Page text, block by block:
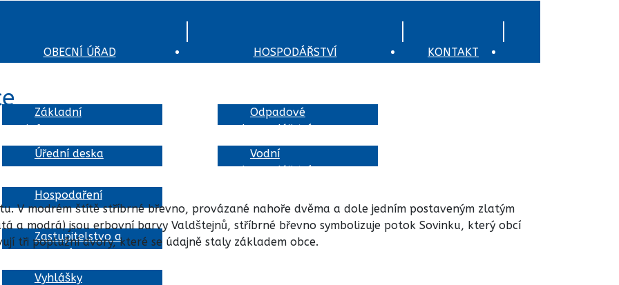
OBECNÍ ÚŘAD
Základní
informace
Úřední deska
Hospodaření
obce
Zastupitelstvo a
usnesení
Vyhlášky
HOSPODÁŘSTVÍ
Odpadové
hospodářství
Vodní
hospodářství
KONTAKT
V modrém štítě stříbrné břevno, provázané nahoře dvěma a dole jedním postaveným zlatým
a modrá) jsou erbovní barvy Valdštejnů, stříbrné břevno symbolizuje potok Sovinku, který obcí
tři poplužní dvory, které se údajně staly základem obce.